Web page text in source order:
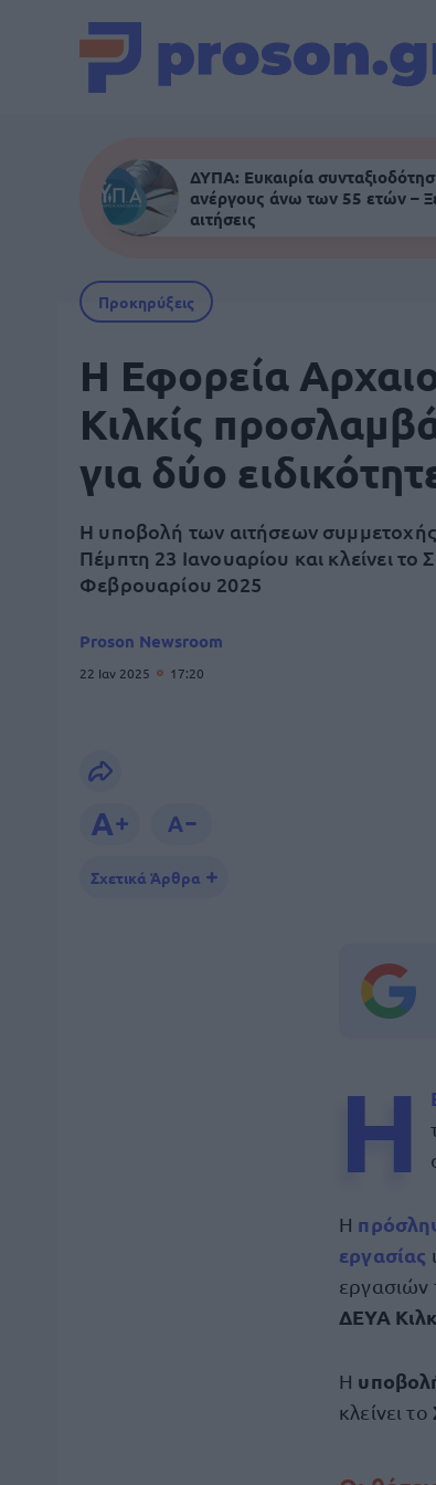
ΔΥΠΑ: Ευκαιρία
ανέργους άνω των 55 ετών –
αιτήσεις
Προκηρύξεις
Η Εφορεία
Κιλκίς
για δύο
Η υποβολή των αιτήσεων συμμετοχής
Πέμπτη 23 Ιανουαρίου και κλείνει το
Φεβρουαρίου 2025
Proson Newsroom
22 Ιαν 2025 17:20
Σχετικά Άρθρα
Η
Η
εργασίας
εργασιών
ΔΕΥΑ
Η
κλείνει το